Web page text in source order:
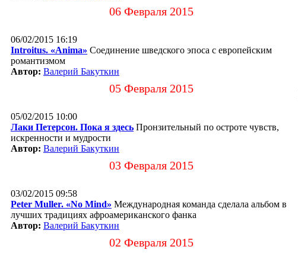
06 Февраля 2015
06/02/2015 16:19
Introitus. «Anima» Соединение шведского эпоса с европейским
романтизмом
Автор: Валерий Бакуткин
05 Февраля 2015
05/02/2015 10:00
Лаки Петерсон. Пока я здесь Пронзительный по остроте чувств,
искренности и мудрости
Автор: Валерий Бакуткин
03 Февраля 2015
03/02/2015 09:58
Peter Muller. «No Mind» Международная команда сделала альбом в
лучших традициях афроамериканского фанка
Автор: Валерий Бакуткин
02 Февраля 2015